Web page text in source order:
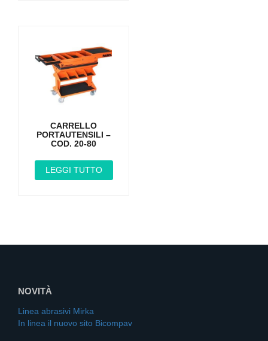
CARRELLO
PORTAUTENSILI –
COD. 20-80
LEGGI TUTTO
NOVITÀ
Linea abrasivi Mirka
In linea il nuovo sito Bicompav